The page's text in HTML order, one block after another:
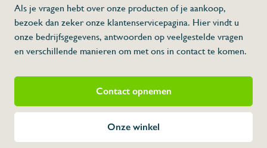
* Afmetingen: 800 x 500 x 255 x 330 x
Als je vragen hebt over onze producten of je aankoop,
bezoek dan zeker onze klantenservicepagina. Hier vindt u
onze bedrijfsgegevens, antwoorden op veelgestelde vragen
en verschillende manieren om met ons in contact te komen.
Contact opnemen
Onze winkel